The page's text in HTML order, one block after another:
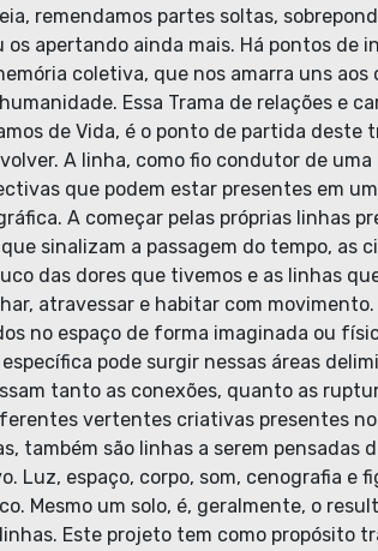
remendamos partes soltas,
os apertando ainda mais. Há pontos de
coletiva, que nos amarra uns
Essa Trama de relações e
de Vida, é o ponto de partida deste
A linha, como fio condutor de
que podem estar presentes em
A começar pelas próprias linhas
sinalizam a passagem do tempo, as
das dores que tivemos e as linhas
atravessar e habitar com
no espaço de forma imaginada ou
pode surgir nessas áreas
tanto as conexões, quanto as
vertentes criativas presentes
também são linhas a serem pensadas
Luz, espaço, corpo, som, cenografia e
Mesmo um solo, é, geralmente, o
Este projeto tem como propósito